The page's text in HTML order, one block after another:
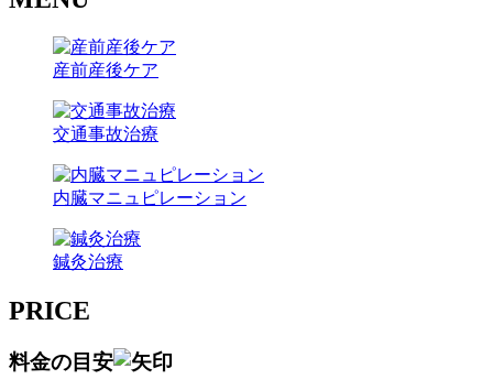
産前産後ケア
交通事故治療
内臓マニュピレーション
鍼灸治療
PRICE
料金の目安